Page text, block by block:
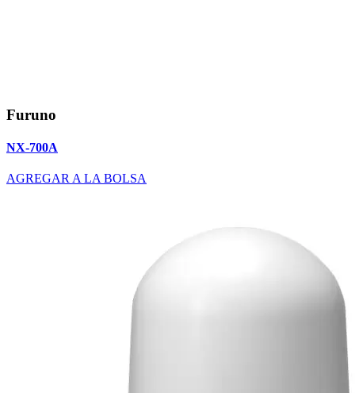
Furuno
NX-700A
AGREGAR A LA BOLSA